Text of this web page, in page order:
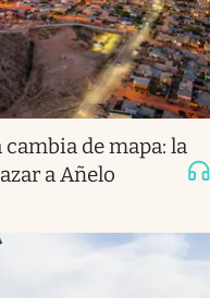
de mapa: la
a Añelo